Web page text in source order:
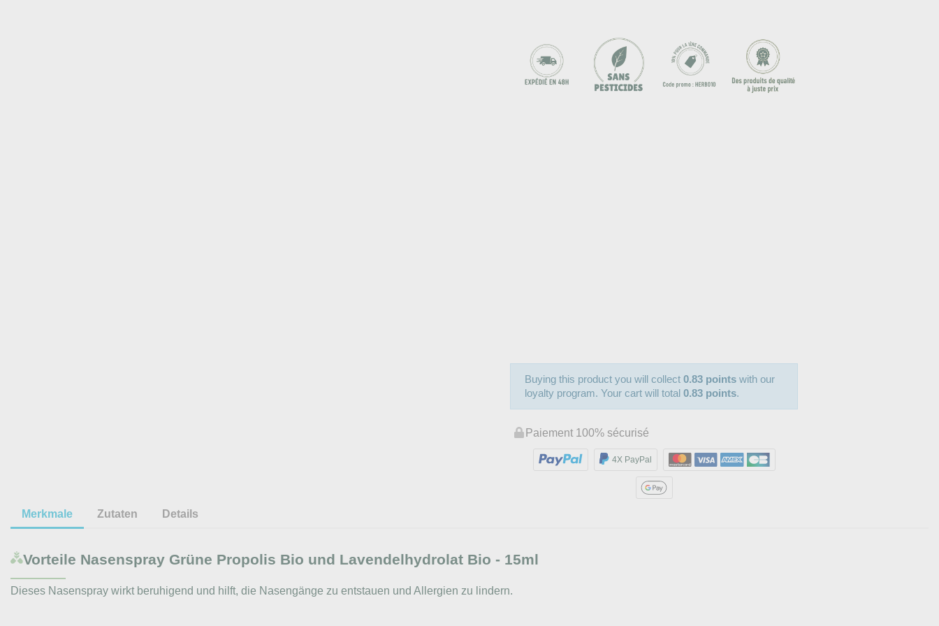
Buying this product you will collect0.83 points with our
loyalty program. Your cart will total0.83 points.
Paiement 100% sécurisé
4X PayPal
Merkmale Zutaten Details
Vorteile Nasenspray Grüne Propolis Bio und Lavendelhydrolat Bio - 15ml
Dieses Nasenspray wirkt beruhigend und hilft, die Nasengänge zu entstauen und Allergien zu lindern.